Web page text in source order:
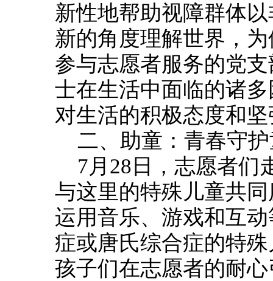
新性地帮助视障群体
新的角度理解世界，
参与志愿者服务的党
士在生活中面临的诸
对生活的积极态度和
二、助童：青春守
7月28日，志愿者们
与这里的特殊儿童共
运用音乐、游戏和互
症或唐氏综合症的特
孩子们在志愿者的耐